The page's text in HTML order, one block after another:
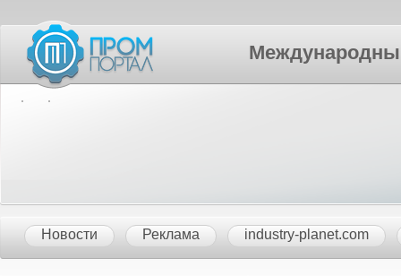
Международный
Новости Реклама industry-planet.com